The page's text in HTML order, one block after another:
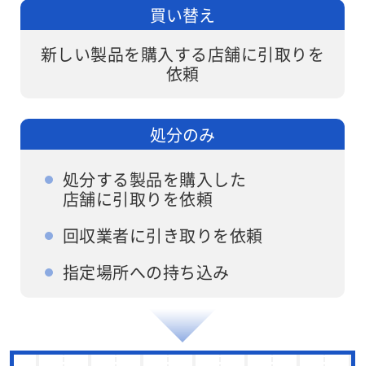
買い替え
新しい製品を購入する店舗に引取りを
依頼
処分のみ
処分する製品を購入した
店舗に引取りを依頼
回収業者に引き取りを依頼
指定場所への持ち込み